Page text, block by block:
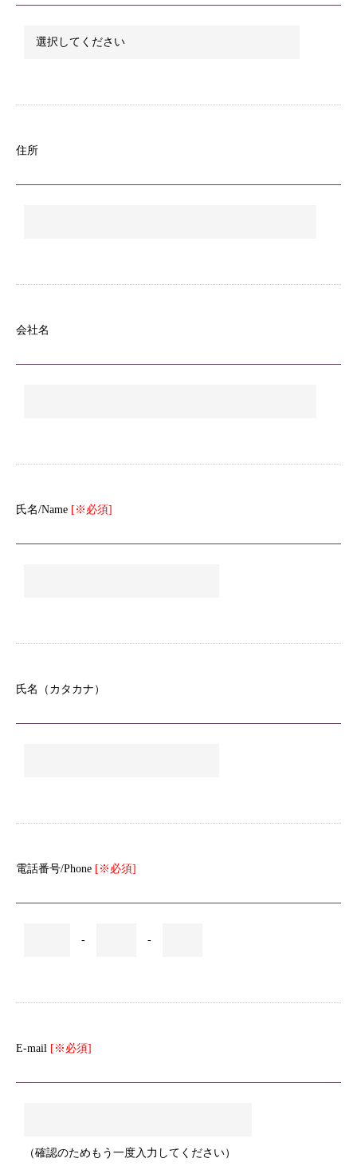
住所
会社名
氏名/Name [※必須]
氏名（カタカナ）
電話番号/Phone [※必須]
- -
E-mail [※必須]
（確認のためもう一度入力してください）